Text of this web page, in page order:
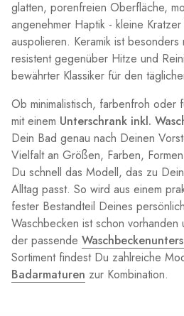
glatten, porenfreien Oberfläche,
angenehmer Haptik - kleine
auspolieren. Keramik ist
resistent gegenüber Hitze und
bewährter Klassiker für den
Ob minimalistisch, farbenfroh oder
mit einem Unterschrank inkl.
Dein Bad genau nach Deinen
Vielfalt an Größen, Farben,
Du schnell das Modell, das zu
Alltag passt. So wird aus einem
fester Bestandteil Deines
Waschbecken ist schon
der passende
Sortiment findest Du zahlreiche
Badarmaturen zur Kombination.